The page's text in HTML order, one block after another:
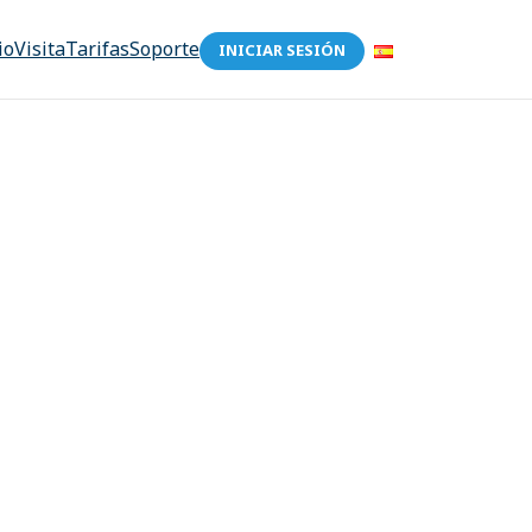
VisitaTarifasSoporte INICIAR SESIÓN